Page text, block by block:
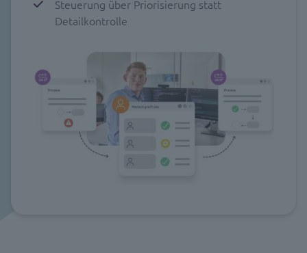
Steuerung über Priorisierung statt
Detailkontrolle